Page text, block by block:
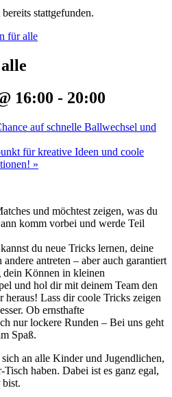
stattgefunden.
für alle
16:00 - 20:00
auf schnelle Ballwechsel und
für kreative Ideen und coole
»
und möchtest zeigen, was du
komm vorbei und werde Teil
du neue Tricks lernen, deine
antreten – aber auch garantiert
dein Können in kleinen
und hol dir mit deinem Team den
heraus! Lass dir coole Tricks zeigen
Ob ernsthafte
nur lockere Runden – Bei uns geht
Spaß.
an alle Kinder und Jugendlichen,
haben. Dabei ist es ganz egal,